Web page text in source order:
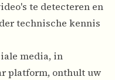
te detecteren en
technische kennis
media, in
platform, onthult uw